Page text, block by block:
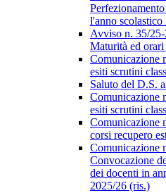
l'anno
Avviso n. 35/
Maturità ed
Comunicazione
esiti scrutini
Saluto del D.S.
Comunicazione
esiti scrutini
Comunicazione
corsi recupero
Comunicazione
Convocazione
dei docenti in
2025/26 (ris.)